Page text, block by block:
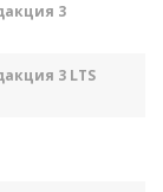
3
3 LTS